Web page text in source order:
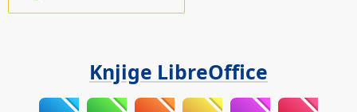
Knjige LibreOffice